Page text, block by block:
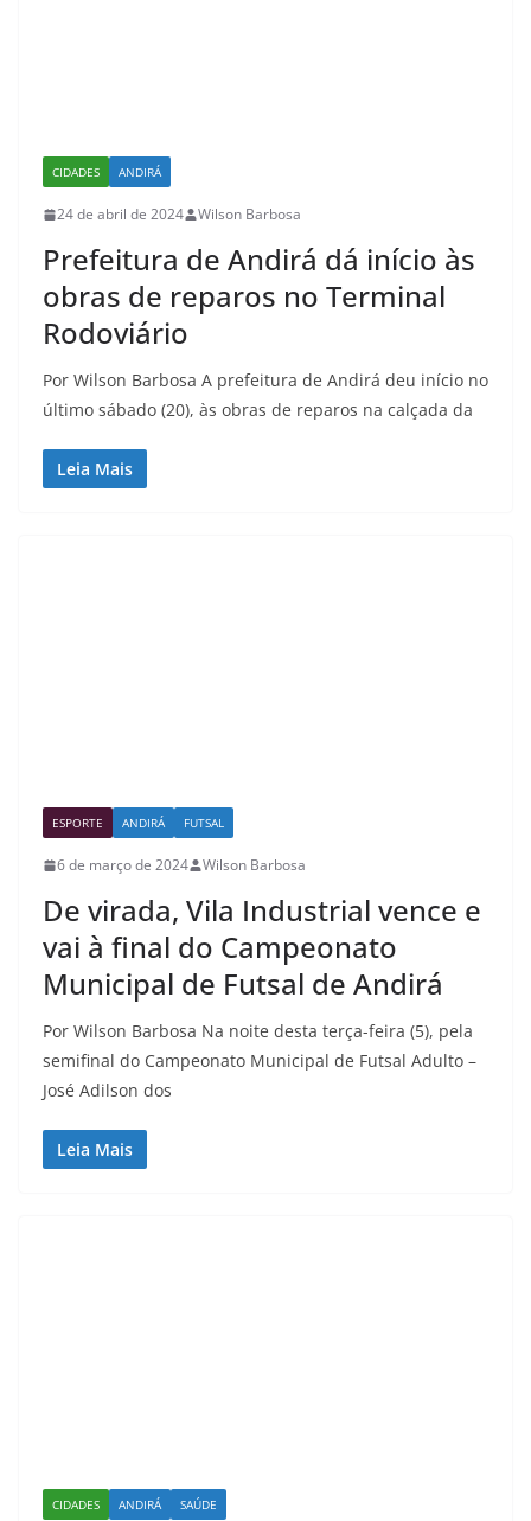
CIDADES ANDIRÁ
24 de abril de 2024 Wilson Barbosa
Prefeitura de Andirá dá início às
obras de reparos no Terminal
Rodoviário
Por Wilson Barbosa A prefeitura de Andirá deu início no
último sábado (20), às obras de reparos na calçada da
Leia Mais
ESPORTE ANDIRÁ FUTSAL
6 de março de 2024 Wilson Barbosa
De virada, Vila Industrial vence e
vai à final do Campeonato
Municipal de Futsal de Andirá
Por Wilson Barbosa Na noite desta terça-feira (5), pela
semifinal do Campeonato Municipal de Futsal Adulto –
José Adilson dos
Leia Mais
CIDADES ANDIRÁ SAÚDE